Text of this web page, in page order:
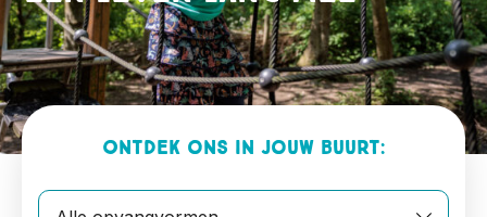
Ontdek ons in jouw buurt: